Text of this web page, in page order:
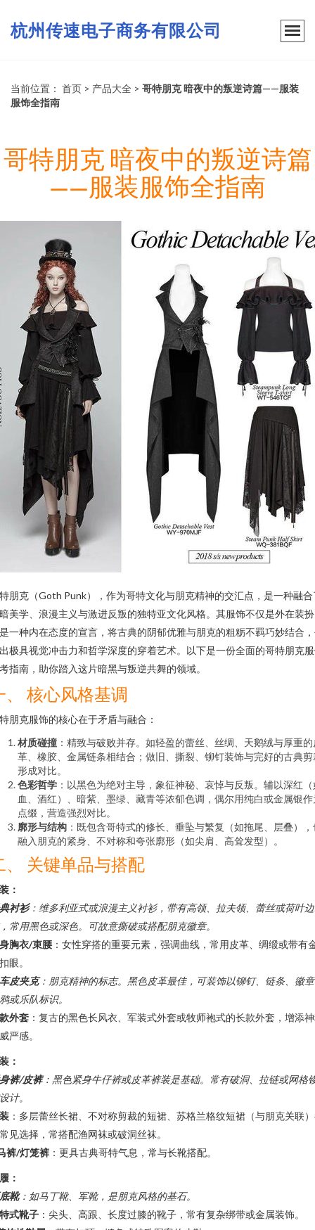
杭州传速电子商务有限公司
当前位置： 首页 > 产品大全 > 哥特朋克 暗夜中的叛逆诗篇——服装
服饰全指南
哥特朋克 暗夜中的叛逆诗篇
——服装服饰全指南
朋克（Goth Punk），作为哥特文化与朋克精神的交汇点，是一种融合
美学、浪漫主义与激进反叛的独特亚文化风格。其服饰不仅是外在装
一种内在态度的宣言，将古典的阴郁优雅与朋克的粗粝不羁巧妙结合
极具视觉冲击力和哲学深度的穿着艺术。以下是一份全面的哥特朋克
指南，助你踏入这片暗黑与叛逆共舞的领域。
、 核心风格基调
朋克服饰的核心在于矛盾与融合：
材质碰撞 ：精致与破败并存。如轻盈的蕾丝、丝绸、天鹅绒与厚重的
革、橡胶、金属链条相结合；做旧、撕裂、铆钉装饰与完好的古典剪
形成对比。
色彩哲学 ：以黑色为绝对主导，象征神秘、哀悼与反叛。辅以深红（
血、酒红）、暗紫、墨绿、藏青等浓郁色调，偶尔用纯白或金属银作
点缀，营造强烈对比。
廓形与结构 ：既包含哥特式的修长、垂坠与繁复（如拖尾、层叠），
融入朋克的紧身、不对称和夸张廓形（如尖肩、高耸发型）。
、 关键单品与搭配
：
衬衫：维多利亚式或浪漫主义衬衫，带有高领、拉夫领、蕾丝或荷叶
常用黑色或深色。可故意撕破或搭配朋克徽章。
胸衣/束腰 ：女性穿搭的重要元素，强调曲线，常用皮革、绸缎或带有
眼。
皮夹克：朋克精神的标志。黑色皮革最佳，可装饰以铆钉、链条、徽
或乐队标识。
外套 ：复古的黑色长风衣、军装式外套或牧师袍式的长款外套，增添
严感。
：
裤/皮裤：黑色紧身牛仔裤或皮革裤装是基础。常有破洞、拉链或网格
计。
：多层蕾丝长裙、不对称剪裁的短裙、苏格兰格纹短裙（与朋克关联
见选择，常搭配渔网袜或破洞丝袜。
裤/灯笼裤 ：更具古典哥特气息，常与长靴搭配。
：
靴：如马丁靴、军靴，是朋克风格的基石。
式靴子 ：尖头、高跟、长度过膝的靴子，常有复杂绑带或金属装饰。